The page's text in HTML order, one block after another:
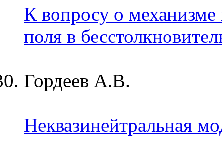
К вопросу о
поля в
Гордеев А.В.
Неквазинейтральная